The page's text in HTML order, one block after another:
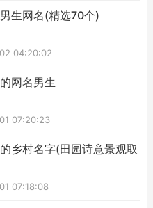
生网名(精选70个)
04:20:02
网名男生
07:20:23
乡村名字(田园诗意景观取
07:18:08